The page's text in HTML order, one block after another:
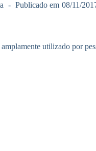
Publicado em 08/11/
utilizado por